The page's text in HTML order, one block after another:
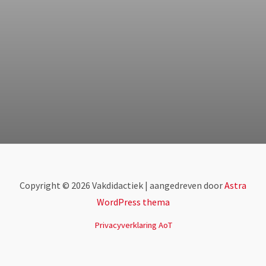
Copyright © 2026 Vakdidactiek | aangedreven doorAstra
WordPress thema
Privacyverklaring AoT